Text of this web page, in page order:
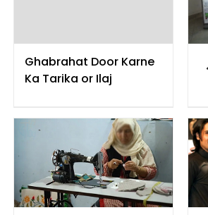
ہے؟
Ghabrahat Door Karne
Ka Tarika or Ilaj